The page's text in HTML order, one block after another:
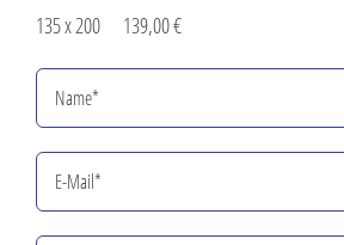
135 x 200 139,00 €